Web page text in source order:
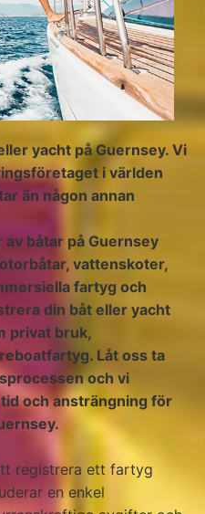
yacht på Guernsey. Vi
i världen
än någon annan
båtar på Guernsey
vattenskoter,
fartyg och
din båt eller yacht
privat bruk,
Låt oss ta
och vi
och ansträngning för
registrera ett fartyg
en enkel